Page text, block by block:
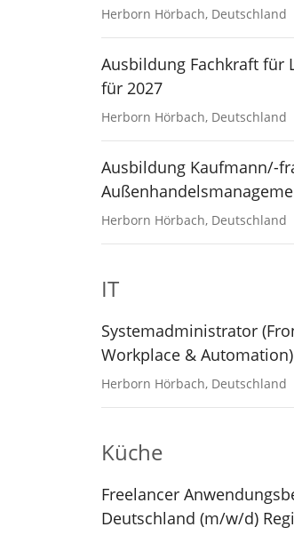
Herborn Hörbach, Deutschland
Ausbildung Fachkraft für
für 2027
Herborn Hörbach, Deutschland
Ausbildung Kaufmann/-
Herborn Hörbach, Deutschland
IT
Systemadministrator
Workplace &
Herborn Hörbach, Deutschland
Küche
Freelancer
Deutschland (m/w/d)